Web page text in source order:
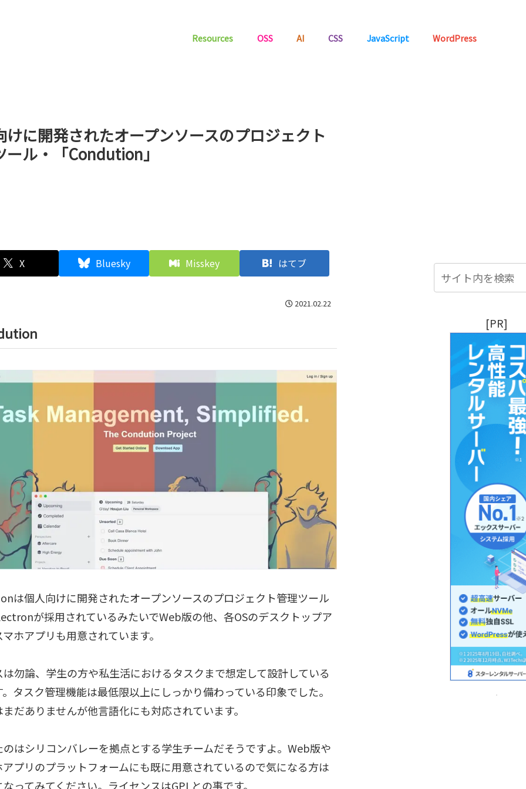
Resources OSS AI CSS JavaScript WordPress
[PR]
けに開発されたオープンソースのプロジェクト
ール・「Condution」
X Bluesky Misskey はてブ
2021.02.22
は個人向けに開発されたオープンソースのプロジェクト管理ツール
が採用されているみたいでWeb版の他、各OSのデスクトップア
ホアプリも用意されています。
勿論、学生の方や私生活におけるタスクまで想定して設計している
タスク管理機能は最低限以上にしっかり備わっている印象でした。
だありませんが他言語化にも対応されています。
はシリコンバレーを拠点とする学生チームだそうですよ。Web版や
プリのプラットフォームにも既に用意されているので気になる方は
ってみてください。ライセンスはGPLとの事です。